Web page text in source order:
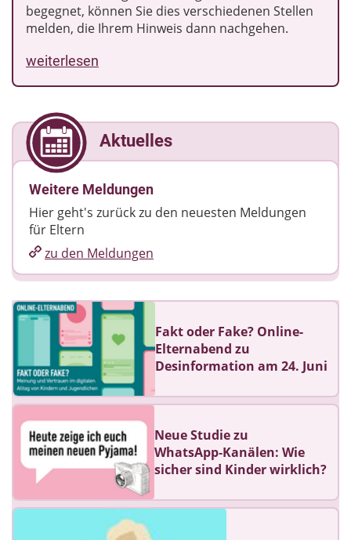
begegnet, können Sie dies verschiedenen Stellen
melden, die Ihrem Hinweis dann nachgehen.
weiterlesen
Aktuelles
Weitere Meldungen
Hier geht's zurück zu den neuesten Meldungen
für Eltern
zu den Meldungen
Fakt oder Fake? Online-
Elternabend zu
Desinformation am 24. Juni
Neue Studie zu
WhatsApp‑Kanälen: Wie
sicher sind Kinder wirklich?